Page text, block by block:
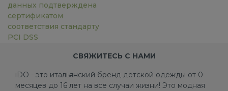
данных подтверждена
сертификатом
соответствия стандарту
PCI DSS
СВЯЖИТЕСЬ С НАМИ
iDO - это итальянский бренд детской одежды от 0
месяцев до 16 лет на все случаи жизни! Это модная